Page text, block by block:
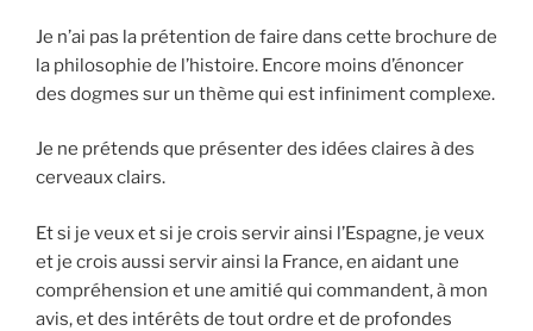
Je n’ai pas la prétention de faire dans cette brochure de
la philosophie de l’histoire. Encore moins d’énoncer
des dogmes sur un thème qui est infiniment complexe.
Je ne prétends que présenter des idées claires à des
cerveaux clairs.
Et si je veux et si je crois servir ainsi l’Espagne, je veux
et je crois aussi servir ainsi la France, en aidant une
compréhension et une amitié qui commandent, à mon
avis, et des intérêts de tout ordre et de profondes